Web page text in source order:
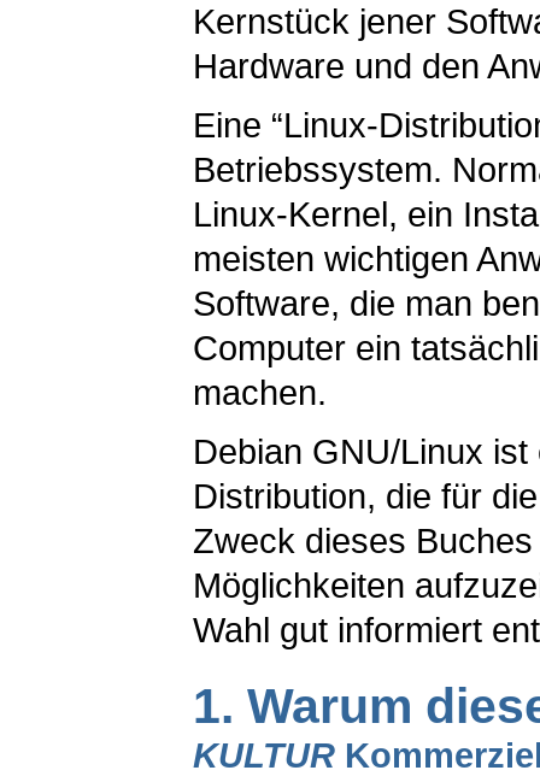
Kernstück jener
Hardware und den
Eine “Linux-
Betriebssystem.
Linux-Kernel, ein
meisten wichtigen
Software, die man
Computer ein
machen.
Debian GNU/Linux ist
Distribution, die für
Zweck dieses
Möglichkeiten
Wahl gut informiert
1. Warum
KULTUR